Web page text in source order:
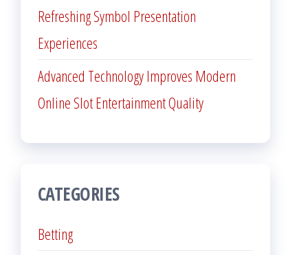
Refreshing Symbol Presentation
Experiences
Advanced Technology Improves Modern
Online Slot Entertainment Quality
CATEGORIES
Betting